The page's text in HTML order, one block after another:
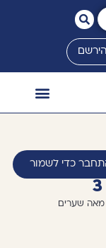
הירשם
שובבים תשע"א
מאה שערים
כדי לשמור